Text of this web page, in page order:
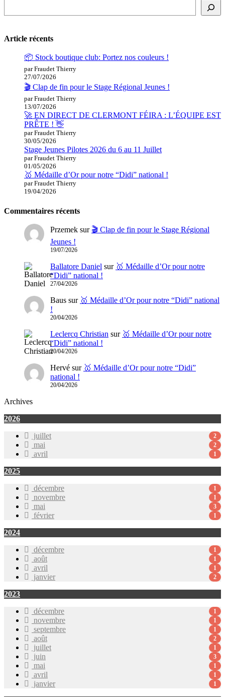
Article récents
📦 Stock boutique club: Portez nos couleurs !
par Fraudet Thierry
27/07/2026
🎬 Clap de fin pour le Stage Régional Jeunes !
par Fraudet Thierry
13/07/2026
🚀 EN DIRECT DE CLERMONT FÉIRA : L’ÉQUIPE EST
PRÊTE ! 👋
par Fraudet Thierry
30/05/2026
Stage Jeunes Pilotes 2026 du 6 au 11 Juillet
par Fraudet Thierry
01/05/2026
🥇 Médaille d’Or pour notre “Didi” national !
par Fraudet Thierry
19/04/2026
Commentaires récents
Przemek sur 🎬 Clap de fin pour le Stage Régional
Jeunes !
19/07/2026
Ballatore Daniel sur 🥇 Médaille d’Or pour notre
“Didi” national !
27/04/2026
Baus sur 🥇 Médaille d’Or pour notre “Didi” national
!
20/04/2026
Leclercq Christian sur 🥇 Médaille d’Or pour notre
“Didi” national !
20/04/2026
Hervé sur 🥇 Médaille d’Or pour notre “Didi”
national !
20/04/2026
Archives
2026
juillet
2
mai 2
avril 1
2025
décembre
1
novembre 1
mai 3
février 1
2024
décembre
1
août 1
avril 1
janvier 2
2023
décembre
1
novembre 1
septembre 1
août 2
juillet 1
juin 3
mai 1
avril 1
janvier 1